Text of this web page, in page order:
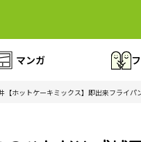
マンガ
ホットケーキミックス】即出来フライパ